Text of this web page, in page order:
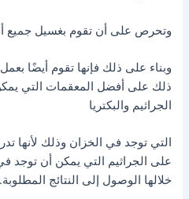
وتحرص على أن تقوم بغسيل جميع
وبناء على ذلك فإنها تقوم أيضًا
ذلك على أفضل المعقمات التي
الجراثيم والبكتريا
التي توجد في الخزان وذلك لأنها
على الجراثيم التي يمكن أن توجد
خلالها الوصول إلى النتائج المطلوبة.